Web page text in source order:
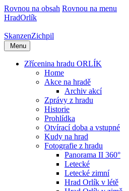
Rovnou na obsah Rovnou na menu
HradOrlík
SkanzenZichpil
Menu
Zřícenina hradu ORLÍK
Home
Akce na hradě
Archiv akcí
Zprávy z hradu
Historie
Prohlídka
Otvírací doba a vstupné
Kudy na hrad
Fotografie z hradu
Panorama II 360°
Letecké
Letecké zimní
Hrad Orlík v létě